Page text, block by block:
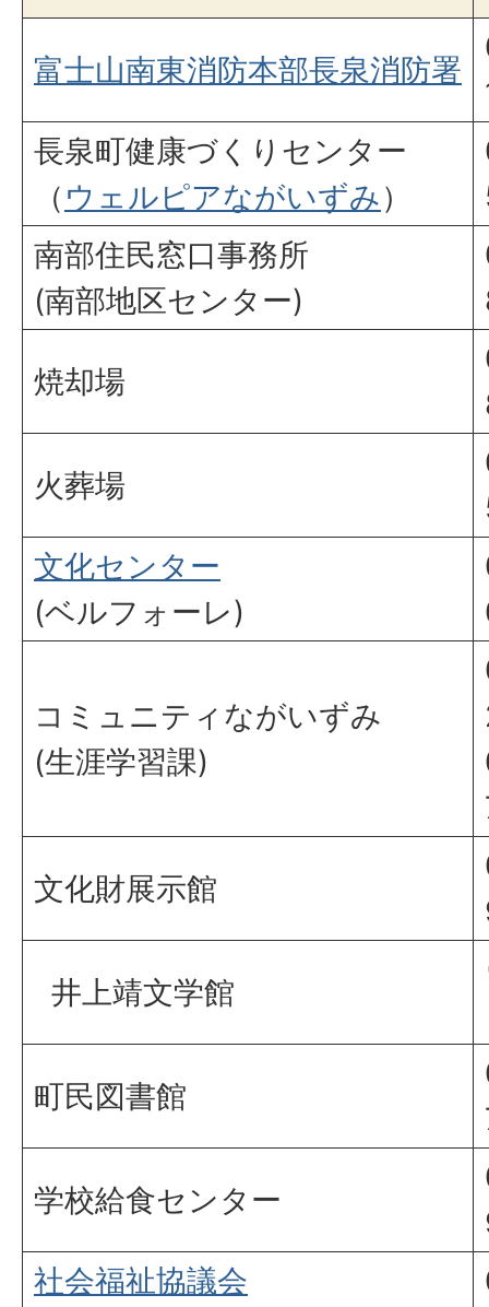
富士山南東消防本部長泉消防署
長泉町健康づくりセンター
（ ウェルピアながいずみ）
南部住民窓口事務所
(南部地区センター)
焼却場
火葬場
文化センター
(ベルフォーレ)
コミュニティながいずみ
(生涯学習課)
文化財展示館
井上靖文学館
町民図書館
学校給食センター
社会福祉協議会